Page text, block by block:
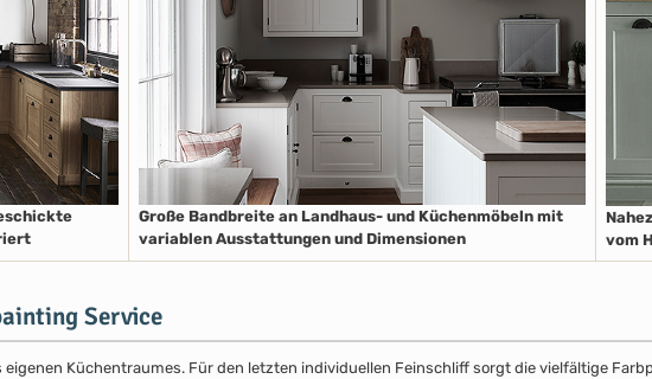
Große Bandbreite an Landhaus- und Küchenmöbeln mit
variablen Ausstattungen und Dimensionen
vom
Service
eigenen Küchentraumes. Für den letzten individuellen Feinschliff sorgt die vielfältige